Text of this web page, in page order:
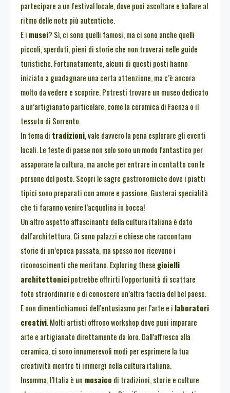
partecipare a un festival locale, dove puoi ascoltare e ballare al
ritmo delle note più autentiche.
E i musei? Sì, ci sono quelli famosi, ma ci sono anche quelli
piccoli, sperduti, pieni di storie che non troverai nelle guide
turistiche. Fortunatamente, alcuni di questi posti hanno
iniziato a guadagnare una certa attenzione, ma c’è ancora
molto da vedere e scoprire. Potresti trovare un museo dedicato
a un’artigianato particolare, come la ceramica di Faenza o il
tessuto di Sorrento.
In tema di tradizioni, vale davvero la pena esplorare gli eventi
locali. Le feste di paese non solo sono un modo fantastico per
assaporare la cultura, ma anche per entrare in contatto con le
persone del posto. Scopri le sagre gastronomiche dove i piatti
tipici sono preparati con amore e passione. Gusterai specialità
che ti faranno venire l’acquolina in bocca!
Un altro aspetto affascinante della cultura italiana è dato
dall’architettura. Ci sono palazzi e chiese che raccontano
storie di un’epoca passata, ma spesso non ricevono i
riconoscimenti che meritano. Exploring these gioielli
architettonicipotrebbe offrirti l’opportunità di scattare
foto straordinarie e di conoscere un’altra faccia del bel paese.
E non dimentichiamoci dell’entusiasmo per l’arte e i laboratori
creativi. Molti artisti offrono workshop dove puoi imparare
arte e artigianato direttamente da loro. Dall’affresco alla
ceramica, ci sono innumerevoli modi per esprimere la tua
creatività mentre ti immergi nella cultura italiana.
Insomma, l’Italia è un mosaico di tradizioni, storie e culture